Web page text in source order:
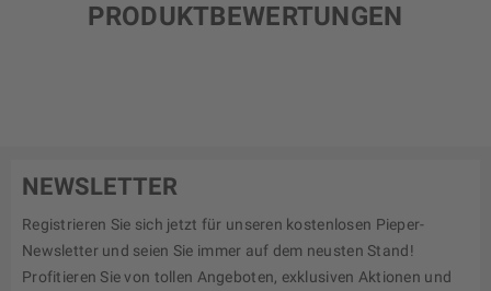
PRODUKTBEWERTUNGEN
NEWSLETTER
Registrieren Sie sich jetzt für unseren kostenlosen Pieper-
Newsletter und seien Sie immer auf dem neusten Stand!
Profitieren Sie von tollen Angeboten, exklusiven Aktionen und